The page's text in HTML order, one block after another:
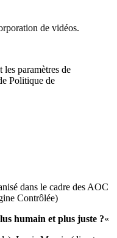
de vidéos.
paramètres de
Politique de
dans le cadre des AOC
Contrôlée)
humain et plus juste ?«